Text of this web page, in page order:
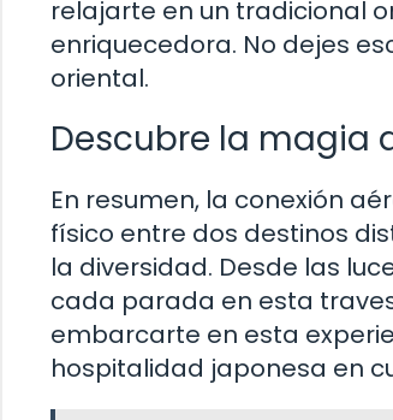
relajarte en un tradicional
enriquecedora. No dejes
oriental.
Descubre la magia
En resumen, la conexión
físico entre dos destinos
la diversidad. Desde las
cada parada en esta
embarcarte en esta
hospitalidad japonesa en